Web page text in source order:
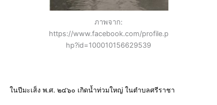
ภาพจาก:
https://www.facebook.com/profile.p
hp?id=100010156629539
ในปีมะเส็ง พ.ศ. ๒๔๖๐ เกิดน้ำท่วมใหญ่ ในตำบลศรีราชา